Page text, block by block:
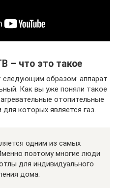
– что это такое
образом: аппарат
Как вы уже поняли такое
отопительные
которых является газ.
одним из самых
поэтому многие люди
для индивидуального
дома.